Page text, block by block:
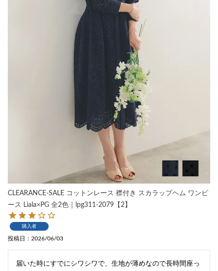
CLEARANCE-SALE コットンレース 襟付き スカラップヘム ワンピ
ース Liala×PG 全2色｜lpg311-2079【2】
購入者
投稿日 2026/06/03
届いた時にすでにシワシワで、生地が薄めなので長時間座っ